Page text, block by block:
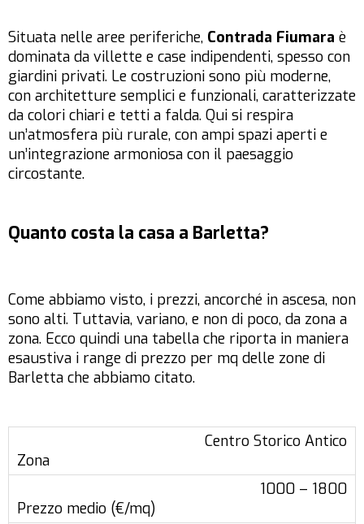
Situata nelle aree periferiche, Contrada Fiumara è
dominata da villette e case indipendenti, spesso con
giardini privati. Le costruzioni sono più moderne,
con architetture semplici e funzionali, caratterizzate
da colori chiari e tetti a falda. Qui si respira
un’atmosfera più rurale, con ampi spazi aperti e
un’integrazione armoniosa con il paesaggio
circostante.
Quanto costa la casa a Barletta?
Come abbiamo visto, i prezzi, ancorché in ascesa, non
sono alti. Tuttavia, variano, e non di poco, da zona a
zona. Ecco quindi una tabella che riporta in maniera
esaustiva i range di prezzo per mq delle zone di
Barletta che abbiamo citato.
Centro Storico Antico
1000 – 1800